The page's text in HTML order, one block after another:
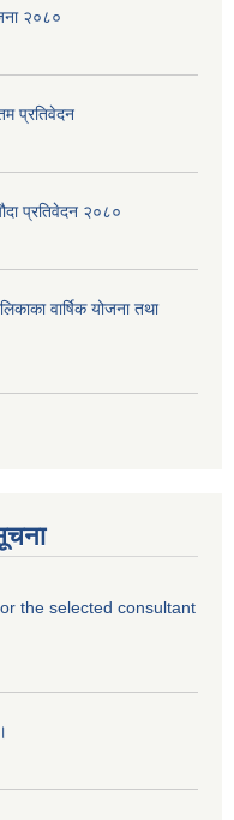
२०८०
प्रतिवेदन
प्रतिवेदन २०८०
वार्षिक योजना तथा
the selected consultant